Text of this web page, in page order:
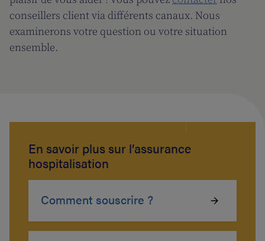
conseillers client via différents canaux. Nous
examinerons votre question ou votre situation
ensemble.
En savoir plus sur l’assurance
hospitalisation
Comment souscrire ?